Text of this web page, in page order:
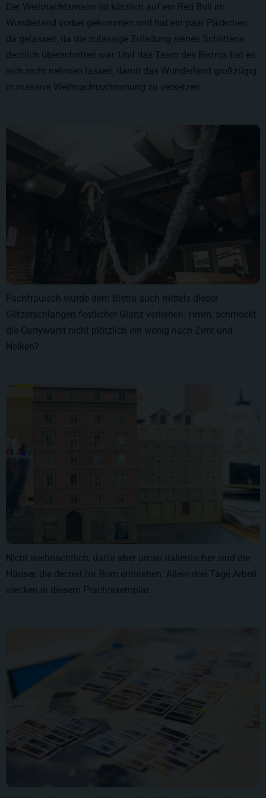
Der Weihnachtsmann ist kürzlich auf ein Red Bull im
Wunderland vorbei gekommen und hat ein paar Päckchen
da gelassen, da die zulässige Zuladung seines Schlittens
deutlich überschritten war. Und das Team des Bistros hat es
sich nicht nehmen lassen, damit das Wunderland großzügig
in massive Weihnachtsstimmung zu versetzen.
Fachfrauisch wurde dem Bistro auch mittels dieser
Glitzerschlangen festlicher Glanz verliehen. Hmm, schmeckt
die Currywurst nicht plötzlich ein wenig nach Zimt und
Nelken?
Nicht weihnachtlich, dafür aber umso italienischer sind die
Häuser, die derzeit für Rom entstehen. Allein drei Tage Arbeit
stecken in diesem Prachtexemplar.